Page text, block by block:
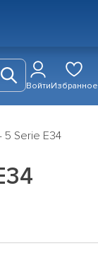
ВойтиИзбранное
5 Serie E34